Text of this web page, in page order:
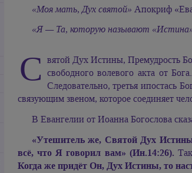
«Моя мать, Дух святой» Апокриф
«Я — Та, которую называют
С вятой Дух Истины, Премудрость
свободного волевого акта от
Следовательно, третья
связующим звеном, которое соединяет
В Евангелии от Иоанна Богослова
«Утешитель же, Святой Дух
всё, что Я говорил вам» (Ин.14:26).
Когда же придёт Он, Дух Истины, то